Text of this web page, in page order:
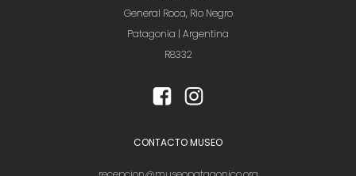
General Roca, Rio Negro
Patagonia | Argentina
R8332
CONTACTO MUSEO